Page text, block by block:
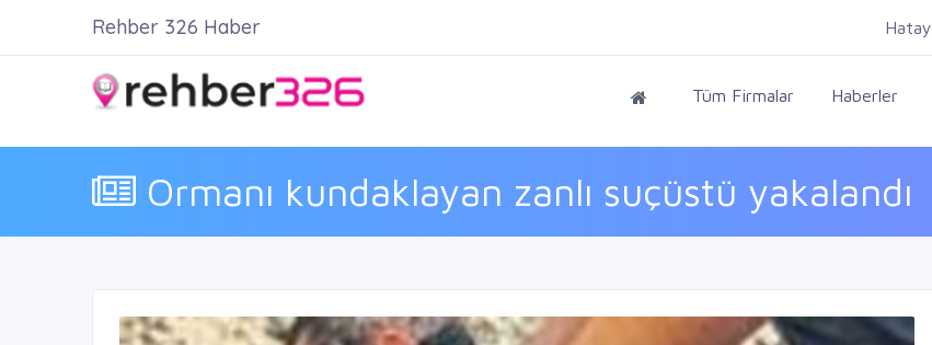
Tüm Firmalar Haberler
Ormanı kundaklayan zanlı suçüstü yakalandı
Rehber 326 Haber Hatay